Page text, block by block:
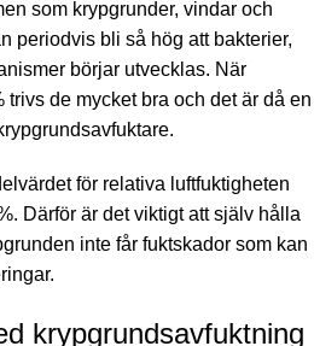
som krypgrunder, vindar och
periodvis bli så hög att bakterier,
börjar utvecklas. När
trivs de mycket bra och det är då en
för relativa luftfuktigheten
Därför är det viktigt att själv hålla
inte får fuktskador som kan
krypgrundsavfuktning